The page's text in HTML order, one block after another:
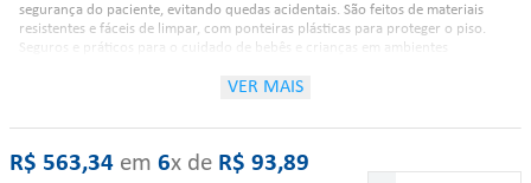
segurança do paciente, evitando quedas acidentais. São feitos de materiais
resistentes e fáceis de limpar, com ponteiras plásticas para proteger o piso.
Seguros e práticos para o cuidado de bebês e crianças em ambientes
VER MAIS
R$ 563,34 ‎ em‎ ‎ 6x de‎ ‎ R$ 93,89